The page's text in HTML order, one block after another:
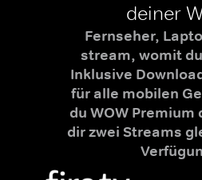
deiner
Fernseher,
stream, womit
Inklusive
für alle mobilen
du WOW Premium
dir zwei Streams